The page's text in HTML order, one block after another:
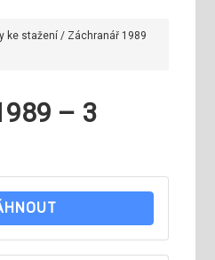
ke stažení/ Záchranář 1989
– 3